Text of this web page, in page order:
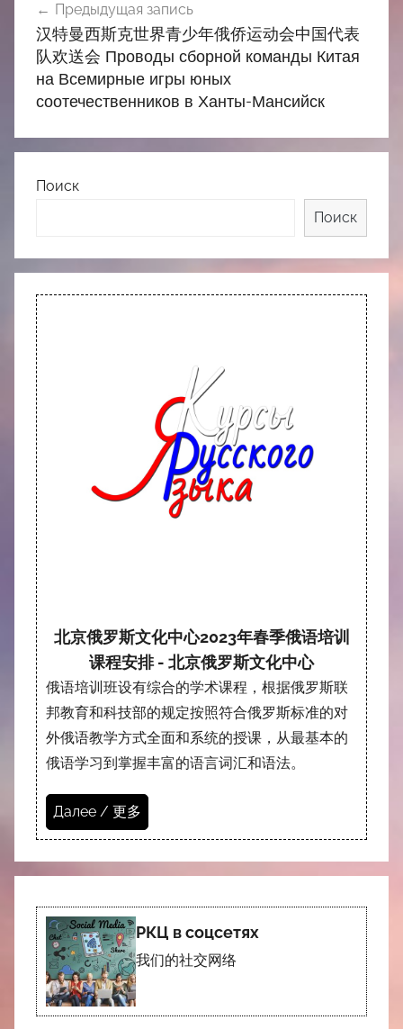
по
записям
Предыдущая запись
汉特曼西斯克世界青少年俄侨运动会中国代表
队欢送会 Проводы сборной команды Китая
на Всемирные игры юных
соотечественников в Ханты-Мансийск
Поиск
Поиск
北京俄罗斯文化中心2023年春季俄语培训
课程安排 - 北京俄罗斯文化中心
俄语培训班设有综合的学术课程，根据俄罗斯联
邦教育和科技部的规定按照符合俄罗斯标准的对
外俄语教学方式全面和系统的授课，从最基本的
俄语学习到掌握丰富的语言词汇和语法。
Далее / 更多
РКЦ в соцсетях
我们的社交网络